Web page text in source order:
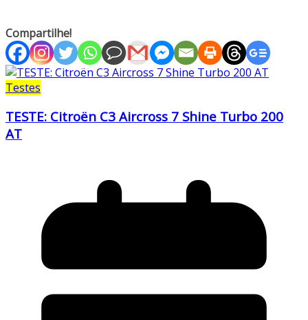
Compartilhe!
Testes
TESTE: Citroën C3 Aircross 7 Shine Turbo 200
AT